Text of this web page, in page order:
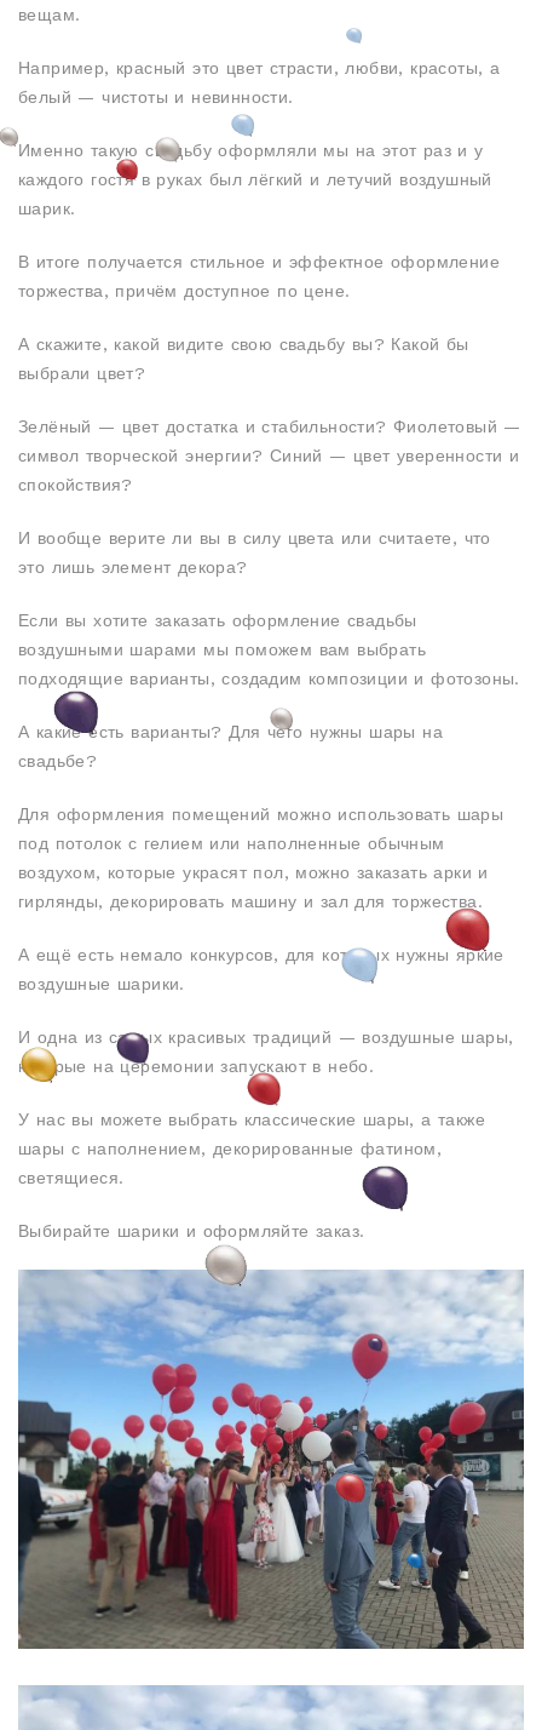
вещам.
Например, красный это цвет страсти, любви, красоты, а
белый — чистоты и невинности.
Именно такую свадьбу оформляли мы на этот раз и у
каждого гостя в руках был лёгкий и летучий воздушный
шарик.
В итоге получается стильное и эффектное оформление
торжества, причём доступное по цене.
А скажите, какой видите свою свадьбу вы? Какой бы
выбрали цвет?
Зелёный — цвет достатка и стабильности? Фиолетовый —
символ творческой энергии? Синий — цвет уверенности и
спокойствия?
И вообще верите ли вы в силу цвета или считаете, что
это лишь элемент декора?
Если вы хотите заказать оформление свадьбы
воздушными шарами мы поможем вам выбрать
подходящие варианты, создадим композиции и фотозоны.
А какие есть варианты? Для чего нужны шары на
свадьбе?
Для оформления помещений можно использовать шары
под потолок с гелием или наполненные обычным
воздухом, которые украсят пол, можно заказать арки и
гирлянды, декорировать машину и зал для торжества.
А ещё есть немало конкурсов, для которых нужны яркие
воздушные шарики.
И одна из самых красивых традиций — воздушные шары,
которые на церемонии запускают в небо.
У нас вы можете выбрать классические шары, а также
шары с наполнением, декорированные фатином,
светящиеся.
Выбирайте шарики и оформляйте заказ.